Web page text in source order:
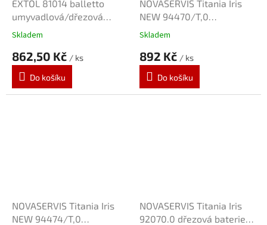
EXTOL 81014 balletto
umyvadlová/dřezová
baterie 100mm
Skladem
862,50 Kč / ks
Do košíku
NOVASERVIS Titania Iris
NEW 94470/T,0
umyvadlová baterie
Skladem
892 Kč / ks
Do košíku
NOVASERVIS Titania Iris
NEW 94474/T,0
NOVASERVIS Titania Iris
92070.0 dřezová baterie